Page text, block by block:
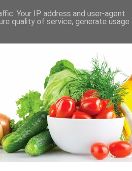
Your IP address and user-agent
quality of service, generate usage